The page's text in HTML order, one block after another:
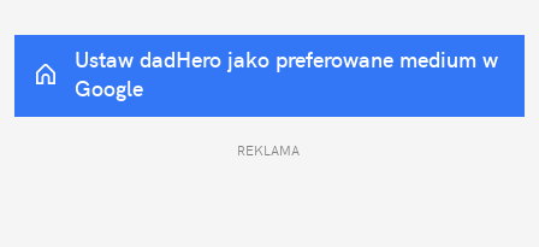
Ustaw dadHero jako preferowane medium w
Google
REKLAMA